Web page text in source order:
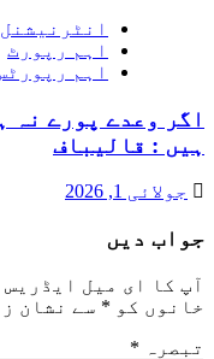
انٹرنیشنل
اہم رپورٹ
اہم
اگر وعدے پورے نہ
ہیں : قالیباف
جولائی 1, 2026
جواب دیں
آپ کا ای میل
خانوں کو * سے نشان
تبصرہ *